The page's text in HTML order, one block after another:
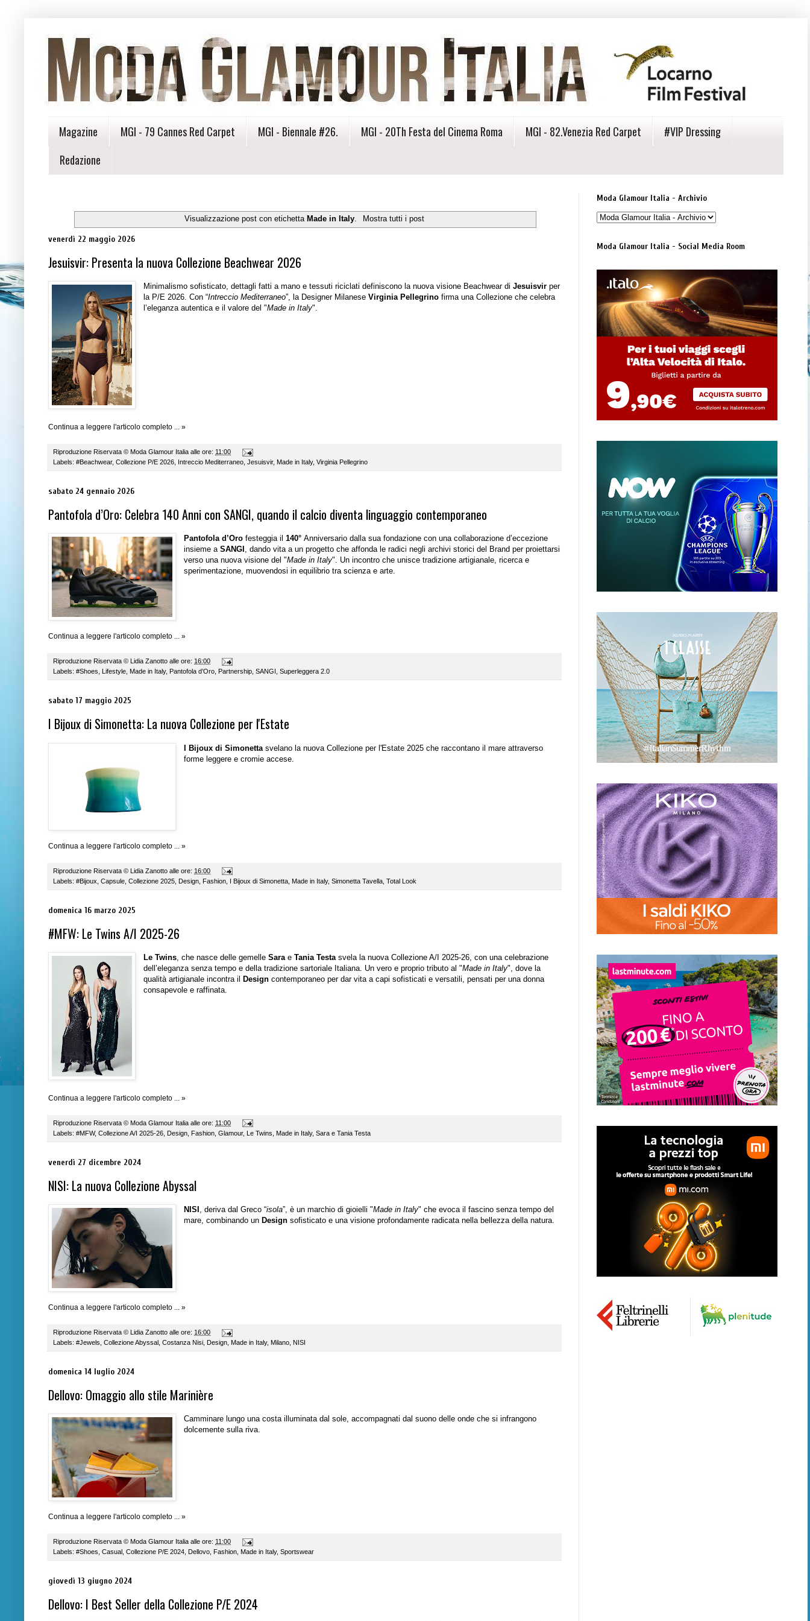
Magazine MGI - 79 Cannes Red Carpet MGI - Biennale #26. MGI - 20Th Festa del Cinema Roma MGI - 82.Venezia Red Carpet
#VIP Dressing
Redazione
Visualizzazione post con etichetta Made in Italy. Mostra tutti i post
venerdì 22 maggio 2026
Jesuisvir: Presenta la nuova Collezione Beachwear 2026
Minimalismo sofisticato, dettagli fatti a mano e tessuti riciclati definiscono la nuova visione Beachwear di Jesuisvir per
la P/E 2026. Con “Intreccio Mediterraneo”, la Designer Milanese Virginia Pellegrino firma una Collezione che celebra
l’eleganza autentica e il valore del "Made in Italy".
Continua a leggere l'articolo completo ... »
Riproduzione Riservata © Moda Glamour Italia alle ore: 11:00
Labels: #Beachwear, Collezione P/E 2026 Intreccio Mediterraneo Jesuisvir, Made in Italy, Virginia Pellegrino
sabato 24 gennaio 2026
Pantofola d’Oro: Celebra 140 Anni con SANGI, quando il calcio diventa linguaggio contemporaneo
Pantofola d’Oro festeggia il 140° Anniversario dalla sua fondazione con una collaborazione d’eccezione
insieme a SANGI , dando vita a un progetto che affonda le radici negli archivi storici del Brand per proiettarsi
verso una nuova visione del "Made in Italy". Un incontro che unisce tradizione artigianale, ricerca e
sperimentazione, muovendosi in equilibrio tra scienza e arte.
Continua a leggere l'articolo completo ... »
Riproduzione Riservata © Lidia Zanotto alle ore: 16:00
Labels: #Shoes, Lifestyle, Made in Italy, Pantofola d’Oro, Partnership, SANGI , Superleggera 2.0
sabato 17 maggio 2025
I Bijoux di Simonetta: La nuova Collezione per l'Estate
I Bijoux di Simonetta svelano la nuova Collezione per l'Estate 2025 che raccontano il mare attraverso
forme leggere e cromie accese.
Continua a leggere l'articolo completo ... »
Riproduzione Riservata © Lidia Zanotto alle ore: 16:00
Labels: #Bijoux Capsule Collezione 2025 Design Fashion I Bijoux di Simonetta Made in Italy, Simonetta Tavella Total Look
domenica 16 marzo 2025
#MFW: Le Twins A/I 2025-26
Le Twins , che nasce delle gemelle Sara e Tania Testa svela la nuova Collezione A/I 2025-26, con una celebrazione
dell’eleganza senza tempo e della tradizione sartoriale Italiana. Un vero e proprio tributo al "Made in Italy", dove la
qualità artigianale incontra il
Design contemporaneo per dar vita a capi sofisticati e versatili, pensati per una donna
consapevole e raffinata.
Continua a leggere l'articolo completo ... »
Riproduzione Riservata © Moda Glamour Italia alle ore: 11:00
Labels: #MFW, Collezione A/I 2025-26 Design Fashion Glamour, Le Twins Made in Italy, Sara e Tania Testa
venerdì 27 dicembre 2024
NISI: La nuova Collezione Abyssal
NISI , deriva dal Greco “isola”, è un marchio di gioielli "Made in Italy" che evoca il fascino senza tempo del
mare, combinando un Design sofisticato e una visione profondamente radicata nella bellezza della natura.
Continua a leggere l'articolo completo ... »
Riproduzione Riservata © Lidia Zanotto alle ore: 16:00
Labels: #Jewels Collezione Abyssal Costanza Nisi Design Made in Italy, Milano NISI
domenica 14 luglio 2024
Dellovo: Omaggio allo stile Marinière
Camminare lungo una costa illuminata dal sole, accompagnati dal suono delle onde che si infrangono
dolcemente sulla riva.
Continua a leggere l'articolo completo ... »
Riproduzione Riservata © Moda Glamour Italia alle ore: 11:00
Labels: #Shoes Casual Collezione P/E 2024 Dellovo Fashion Made in Italy, Sportswear
giovedì 13 giugno 2024
Dellovo: I Best Seller della Collezione P/E 2024
Moda Glamour Italia - Archivio
Moda Glamour Italia - Social Media Room